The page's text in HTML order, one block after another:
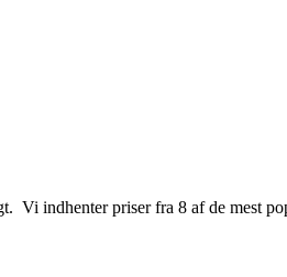
Vi indhenter priser fra 8 af de mest